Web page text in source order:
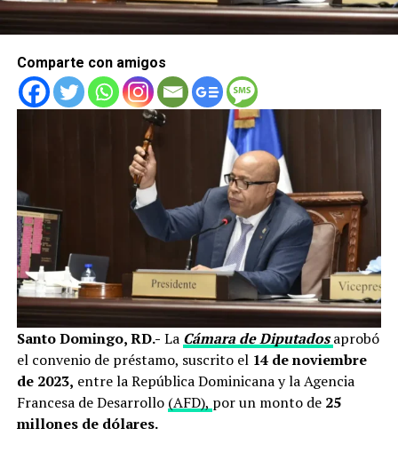
Comparte con amigos
Santo Domingo, RD.- La Cámara de Diputadosaprobó
el convenio de préstamo, suscrito el 14 de noviembre
de 2023, entre la República Dominicana y la Agencia
Francesa de Desarrollo (AFD), por un monto de 25
millones de dólares.